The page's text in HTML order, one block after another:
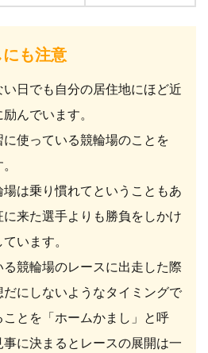
も注意
日でも自分の居住地にほど近
んでいます。
使っている競輪場のことを
は乗り慣れてということもあ
来た選手よりも勝負をしかけ
います。
競輪場のレースに出走した際
にしないようなタイミングで
とを「ホームかまし」と呼
に決まるとレースの展開は一